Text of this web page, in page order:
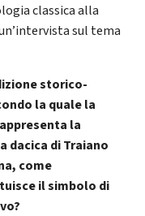
classica alla
sul tema
storico-
la quale la
la
dacica di Traiano
come
il simbolo di